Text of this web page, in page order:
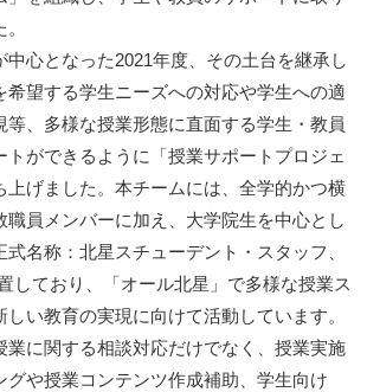
心となった2021年度、その土台を継承し
希望する学生ニーズへの対応や学生への適
等、多様な授業形態に直面する学生・教員
トができるように「授業サポートプロジェ
上げました。本チームには、全学的かつ横
職員メンバーに加え、大学院生を中心とし
名称：北星スチューデント・スタッフ、
しており、「オール北星」で多様な授業ス
い教育の実現に向けて活動しています。
に関する相談対応だけでなく、授業実施
グや授業コンテンツ作成補助、学生向け